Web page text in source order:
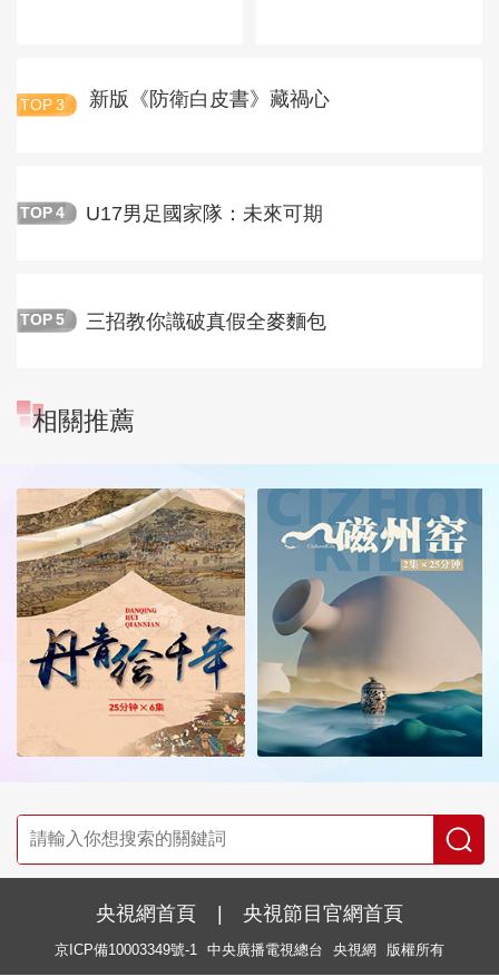
TOP 3 新版《防衛白皮書》藏禍心
TOP 4 U17男足國家隊：未來可期
TOP 5 三招教你識破真假全麥麵包
相關推薦
央視網首頁 | 央視節目官網首頁
京ICP備10003349號-1 中央廣播電視總台 央視網 版權所有